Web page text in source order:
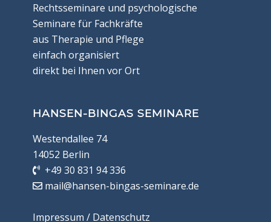
Rechtsseminare und psychologische
Seminare für Fachkräfte
aus Therapie und Pflege
einfach organisiert
direkt bei Ihnen vor Ort
HANSEN-BINGAS SEMINARE
Westendallee 74
14052 Berlin
+49 30 831 94 336
mail@hansen-bingas-seminare.de
Impressum / Datenschutz